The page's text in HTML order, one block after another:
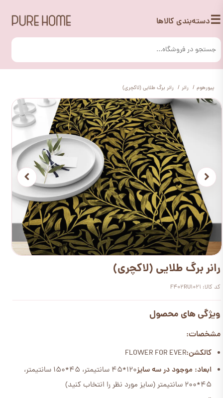
☰دسته‌بندی کالاها
پیورهوم رانر رانر برگ طلایی (لاکچری)
رانر برگ طلایی (لاکچری)
کد کالا: F402RU1021
ویژگی های محصول
مشخصات:
کالکشن:FLOWER FOR EVER
ابعاد: موجود در سه سایز
120*45 سانتیمتر، 45*150 سانتیمتر،
45*200 سانتیمتر (سایز مورد نظر را انتخاب کنید)